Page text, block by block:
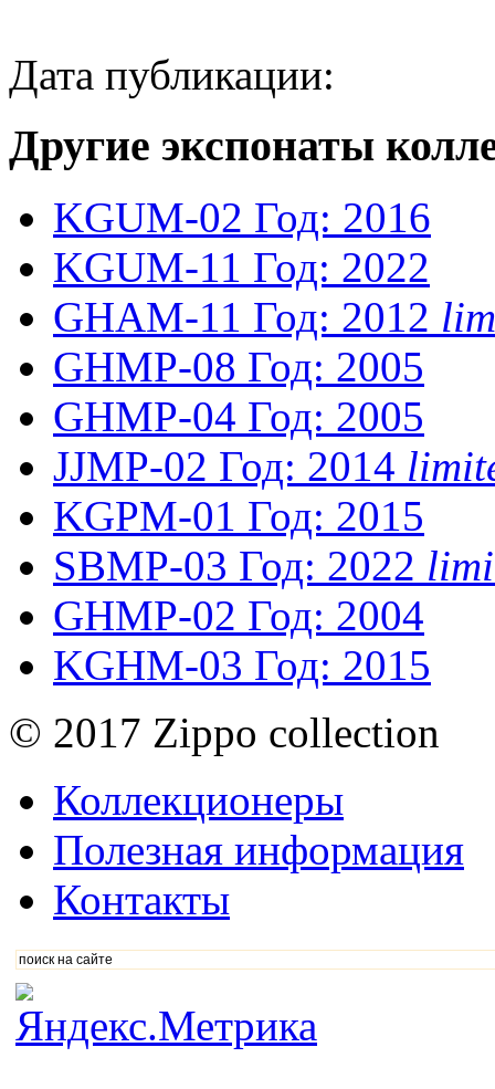
Дата публикации:
Другие экспонаты
KGUM-02 Год: 2016
KGUM-11 Год: 2022
GHAM-11 Год: 2012
GHMP-08 Год: 2005
GHMP-04 Год: 2005
JJMP-02 Год: 2014
KGPM-01 Год: 2015
SBMP-03 Год: 2022
GHMP-02 Год: 2004
KGHM-03 Год: 2015
© 2017 Zippo collection
Коллекционеры
Полезная информация
Контакты